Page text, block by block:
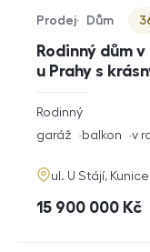
Rodinný dům
u Prahy s
Typ nabídky
Prodej
Typ nemovitosti
Dům
Virtuální prohlídka
rozměry
dispozice
Rodinný
funkce
garáž balkon v
adresa
ul. U Stájí, Kunice
cena
15 900 000 Kč